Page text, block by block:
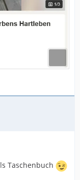
Taschenbuch